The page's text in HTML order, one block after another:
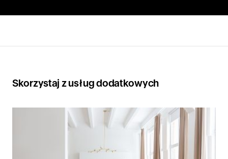
Skorzystaj z usług dodatkowych